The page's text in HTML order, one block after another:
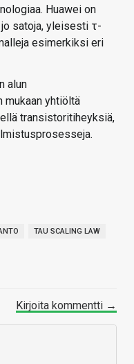
Huawei on
satoja, yleisesti τ-
esimerkiksi eri
alun
mukaan yhtiöltä
transistoritiheyksiä,
TAU SCALING LAW
Kirjoita kommentti →